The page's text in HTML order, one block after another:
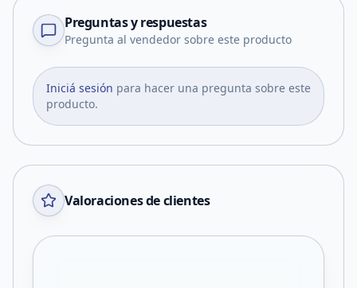
Preguntas y respuestas
Pregunta al vendedor sobre este producto
Iniciá sesión para hacer una pregunta sobre este
producto.
Valoraciones de clientes